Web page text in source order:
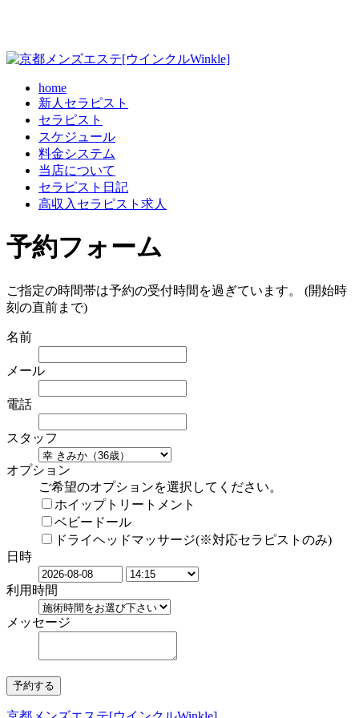
home
新人セラピスト
セラピスト
スケジュール
料金システム
当店について
セラピスト日記
高収入セラピスト求人
予約フォーム
ご指定の時間帯は予約の受付時間を過ぎています。 (開始時
刻の直前まで)
名前
メール
電話
スタッフ
オプション
ご希望のオプションを選択してください。
ホイップトリートメント
ベビードール
ドライヘッドマッサージ(※対応セラピストのみ)
日時
利用時間
メッセージ